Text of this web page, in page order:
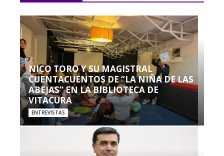
NICO TORO Y SU MAGISTRAL
CUENTACUENTOS DE “LA NIÑA DE LAS
ABEJAS” EN LA BIBLIOTECA DE
VITACURA
ENTREVISTAS